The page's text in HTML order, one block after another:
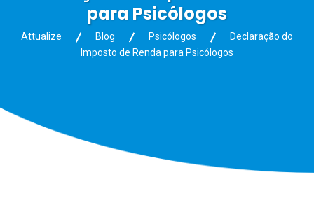
para Psicólogos
Attualize Blog Psicólogos
Declaração do
Imposto de Renda para Psicólogos